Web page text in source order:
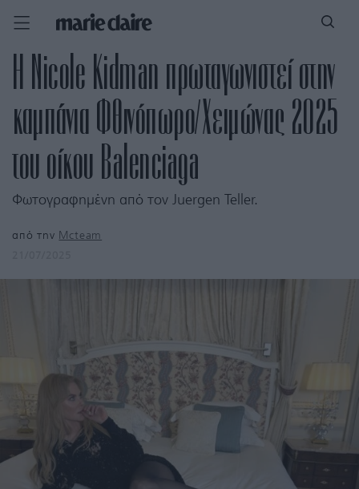
Η Nicole Kidman πρωταγωνιστεί στην
καμπάνια Φθινόπωρο/Χειμώνας 2025
του οίκου Balenciaga
Φωτογραφημένη από τον Juergen Teller.
από την Mcteam